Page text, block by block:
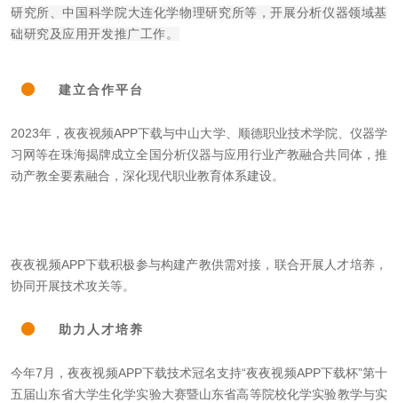
研究所、中国科学院大连化学物理研究所等，开展分析仪器领域基
础研究及应用开发推广工作。
建立合作平台
2023年，夜夜视频APP下载与中山大学、顺德职业技术学院、仪器学
习网等在珠海揭牌成立全国分析仪器与应用行业产教融合共同体，推
动产教全要素融合，深化现代职业教育体系建设。
夜夜视频APP下载积极参与构建产教供需对接，联合开展人才培养，
协同开展技术攻关等。
助力人才培养
今年7月，夜夜视频APP下载技术冠名支持“夜夜视频APP下载杯”第十
五届山东省大学生化学实验大赛暨山东省高等院校化学实验教学与实